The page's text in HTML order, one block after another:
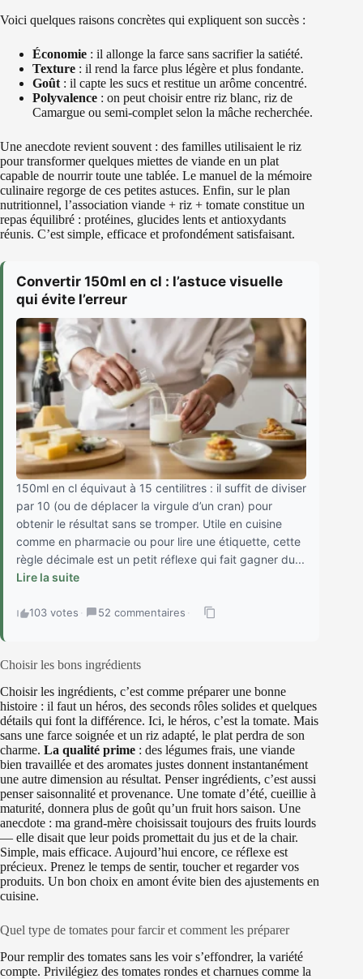
Voici quelques raisons concrètes qui expliquent son succès :
Économie : il allonge la farce sans sacrifier la satiété.
Texture : il rend la farce plus légère et plus fondante.
Goût : il capte les sucs et restitue un arôme concentré.
Polyvalence : on peut choisir entre riz blanc, riz de
Camargue ou semi-complet selon la mâche recherchée.
Une anecdote revient souvent : des familles utilisaient le riz
pour transformer quelques miettes de viande en un plat
capable de nourrir toute une tablée. Le manuel de la mémoire
culinaire regorge de ces petites astuces. Enfin, sur le plan
nutritionnel, l’association viande + riz + tomate constitue un
repas équilibré : protéines, glucides lents et antioxydants
réunis. C’est simple, efficace et profondément satisfaisant.
Convertir 150ml en cl : l’astuce visuelle
qui évite l’erreur
150ml en cl équivaut à 15 centilitres : il suffit de diviser
par 10 (ou de déplacer la virgule d’un cran) pour
obtenir le résultat sans se tromper. Utile en cuisine
comme en pharmacie ou pour lire une étiquette, cette
règle décimale est un petit réflexe qui fait gagner du...
Lire la suite
103 votes · 52 commentaires ·
Choisir les bons ingrédients
Choisir les ingrédients, c’est comme préparer une bonne
histoire : il faut un héros, des seconds rôles solides et quelques
détails qui font la différence. Ici, le héros, c’est la tomate. Mais
sans une farce soignée et un riz adapté, le plat perdra de son
charme. La qualité prime : des légumes frais, une viande
bien travaillée et des aromates justes donnent instantanément
une autre dimension au résultat. Penser ingrédients, c’est aussi
penser saisonnalité et provenance. Une tomate d’été, cueillie à
maturité, donnera plus de goût qu’un fruit hors saison. Une
anecdote : ma grand-mère choisissait toujours des fruits lourds
— elle disait que leur poids promettait du jus et de la chair.
Simple, mais efficace. Aujourd’hui encore, ce réflexe est
précieux. Prenez le temps de sentir, toucher et regarder vos
produits. Un bon choix en amont évite bien des ajustements en
cuisine.
Quel type de tomates pour farcir et comment les préparer
Pour remplir des tomates sans les voir s’effondrer, la variété
compte. Privilégiez des tomates rondes et charnues comme la